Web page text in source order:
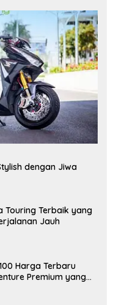
dengan Jiwa
Touring Terbaik yang
Jauh
Harga Terbaru
Premium yang